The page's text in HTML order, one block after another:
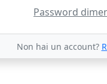
Password
Non hai un account?